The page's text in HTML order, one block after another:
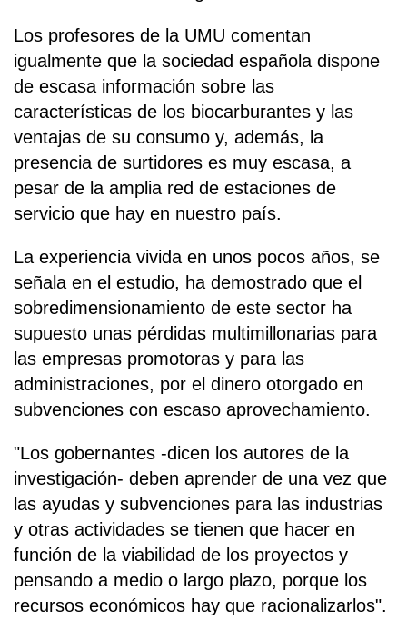
Los profesores de la UMU comentan
igualmente que la sociedad española dispone
de escasa información sobre las
características de los biocarburantes y las
ventajas de su consumo y, además, la
presencia de surtidores es muy escasa, a
pesar de la amplia red de estaciones de
servicio que hay en nuestro país.
La experiencia vivida en unos pocos años, se
señala en el estudio, ha demostrado que el
sobredimensionamiento de este sector ha
supuesto unas pérdidas multimillonarias para
las empresas promotoras y para las
administraciones, por el dinero otorgado en
subvenciones con escaso aprovechamiento.
"Los gobernantes -dicen los autores de la
investigación- deben aprender de una vez que
las ayudas y subvenciones para las industrias
y otras actividades se tienen que hacer en
función de la viabilidad de los proyectos y
pensando a medio o largo plazo, porque los
recursos económicos hay que racionalizarlos".